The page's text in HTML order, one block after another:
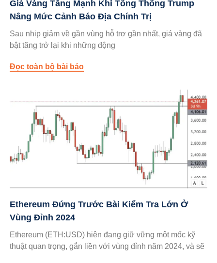
Giá Vàng Tăng Mạnh Khi Tổng Thống Trump
Nâng Mức Cảnh Báo Địa Chính Trị
Sau nhịp giảm về gần vùng hỗ trợ gần nhất, giá vàng đã
bật tăng trở lại khi những động
Đọc toàn bộ bài báo
Ethereum Đứng Trước Bài Kiểm Tra Lớn Ở
Vùng Đỉnh 2024
Ethereum (ETH:USD) hiện đang giữ vững một mốc kỹ
thuật quan trọng, gắn liền với vùng đỉnh năm 2024, và sẽ